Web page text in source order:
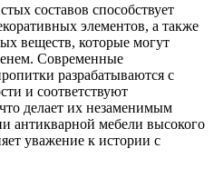
составов способствует
элементов, а также
веществ, которые могут
Современные
разрабатываются с
и соответствуют
делает их незаменимым
антикварной мебели высокого
уважение к истории с